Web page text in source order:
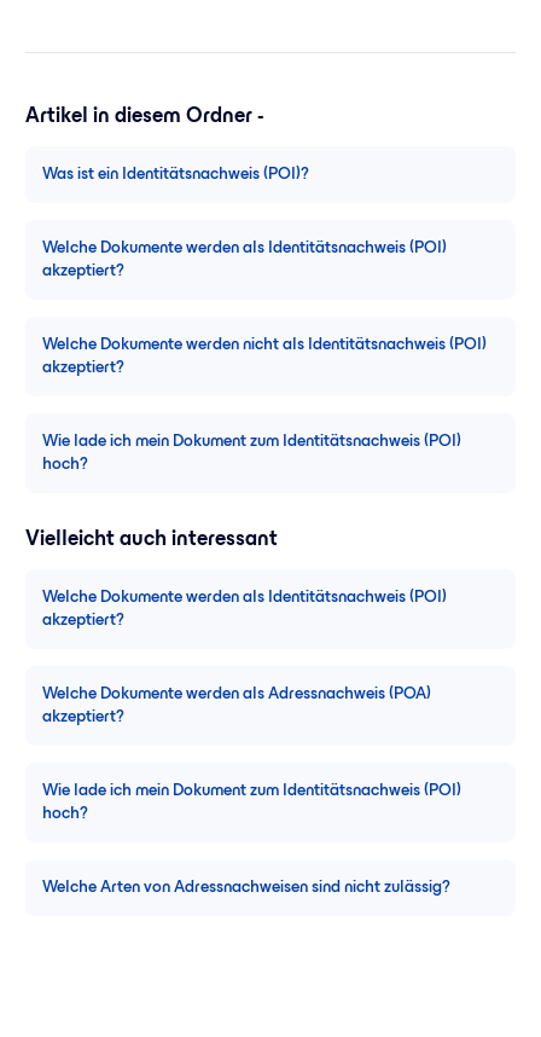
Artikel in diesem Ordner -
Was ist ein Identitätsnachweis (POI)?
Welche Dokumente werden als Identitätsnachweis (POI)
akzeptiert?
Welche Dokumente werden nicht als Identitätsnachweis (POI)
akzeptiert?
Wie lade ich mein Dokument zum Identitätsnachweis (POI)
hoch?
Vielleicht auch interessant
Welche Dokumente werden als Identitätsnachweis (POI)
akzeptiert?
Welche Dokumente werden als Adressnachweis (POA)
akzeptiert?
Wie lade ich mein Dokument zum Identitätsnachweis (POI)
hoch?
Welche Arten von Adressnachweisen sind nicht zulässig?